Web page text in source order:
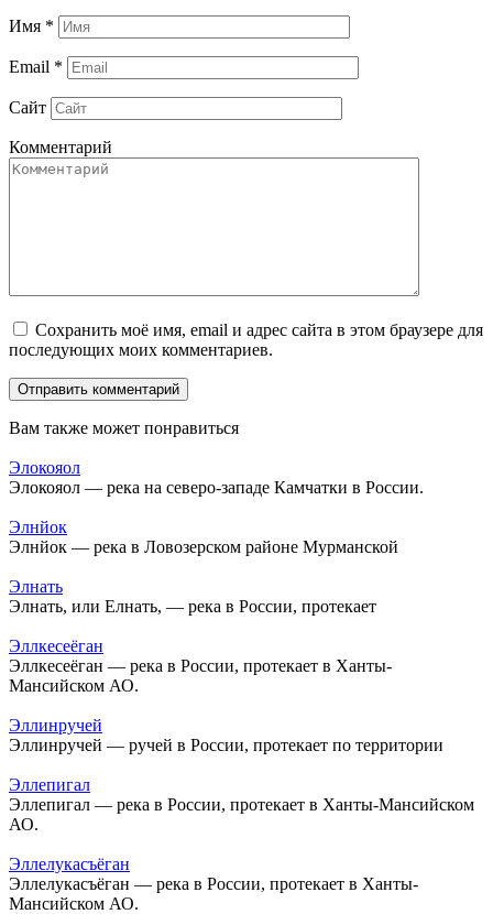
Имя *
Email *
Сайт
Комментарий
Сохранить моё имя, email и адрес сайта в этом браузере для
последующих моих комментариев.
Вам также может понравиться
Элокояол
Элокояол — река на северо-западе Камчатки в России.
Элнйок
Элнйок — река в Ловозерском районе Мурманской
Элнать
Элнать, или Елнать, — река в России, протекает
Эллкесеёган
Эллкесеёган — река в России, протекает в Ханты-
Мансийском АО.
Эллинручей
Эллинручей — ручей в России, протекает по территории
Эллепигал
Эллепигал — река в России, протекает в Ханты-Мансийском
АО.
Эллелукасъёган
Эллелукасъёган — река в России, протекает в Ханты-
Мансийском АО.